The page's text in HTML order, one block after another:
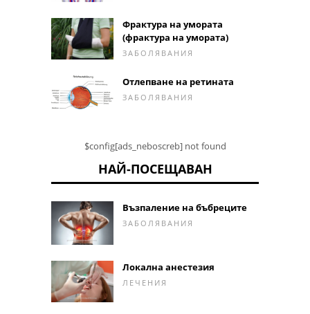
Фрактура на умората
(фрактура на умората)
ЗАБОЛЯВАНИЯ
Отлепване на ретината
ЗАБОЛЯВАНИЯ
$config[ads_neboscreb] not found
НАЙ-ПОСЕЩАВАН
Възпаление на бъбреците
ЗАБОЛЯВАНИЯ
Локална анестезия
ЛЕЧЕНИЯ